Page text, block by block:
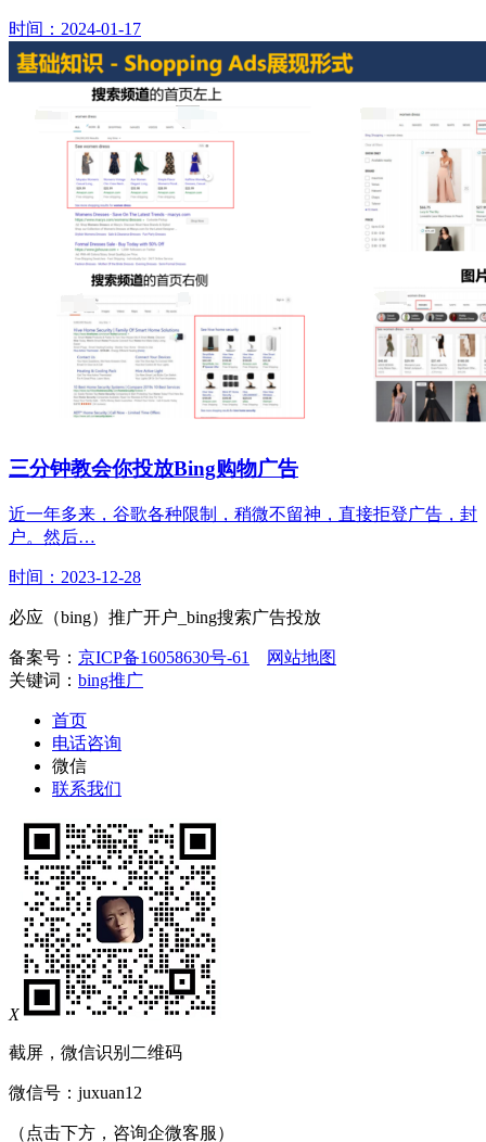
时间：2024-01-17
三分钟教会你投放Bing购物广告
近一年多来，谷歌各种限制，稍微不留神，直接拒登广告，封
户。然后…
时间：2023-12-28
必应（bing）推广开户_bing搜索广告投放
备案号： 京ICP备16058630号-61
网站地图
关键词： bing推广
首页
电话咨询
微信
联系我们
X
截屏，微信识别二维码
微信号： juxuan12
（点击下方，咨询企微客服）